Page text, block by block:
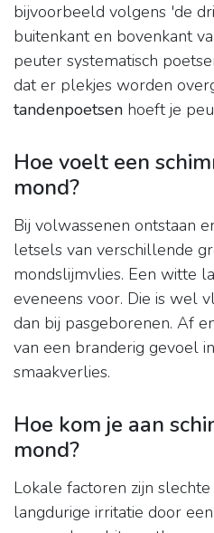
bijvoorbeeld volgens 'de
buitenkant en bovenkant
peuter systematisch
dat er plekjes worden
tandenpoetsen hoeft je
Hoe voelt een
mond?
Bij volwassenen ontstaan
letsels van verschillende
mondslijmvlies. Een witte
eveneens voor. Die is wel
dan bij pasgeborenen. Af
van een branderig gevoel
smaakverlies.
Hoe kom je aan
mond?
Lokale factoren zijn
langdurige irritatie door